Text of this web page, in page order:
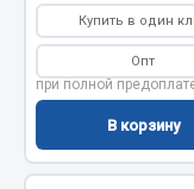
Весь раздел
Инструмент
Автомобильный
Купить в один
Опт
при полной
В корзину